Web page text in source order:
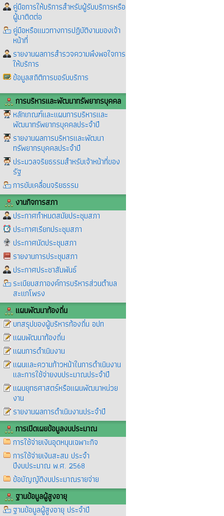
คู่มือการให้บริการสำหรับผู้รับบริการหรือ
ผู้มาติดต่อ
คู่มือหรือแนวทางการปฏิบัติงานของเจ้า
หน้าที่
รายงานผลการสำรวจความพึงพอใจการ
ให้บริการ
ข้อมูลสถิติการขอรับบริการ
การบริหารและพัฒนาทรัพยากรบุคคล
หลักเกณฑ์และแผนการบริหารและ
พัฒนาทรัพยากรบุคคลประจำปี
รายงานผลการบริหารและพัฒนา
ทรัพยากรบุคคลประจำปี
ประมวลจริยธรรมสำหรับเจ้าหน้าที่ของ
รัฐ
การขับเคลื่อนจริยธรรม
งานกิจการสภา
ประกาศกำหนดสมัยประชุมสภา
ประกาศเรียกประชุมสภา
ประกาศนัดประชุมสภา
รายงานการประชุมสภา
ประกาศประชาสัมพันธ์
ระเบียบสภาองค์การบริหารส่วนตำบล
สะแกโพรง
แผนพัฒนาท้องถิ่น
บทสรุปของผู้บริหารท้องถิ่น อปท
แผนพัฒนาท้องถิ่น
แผนการดำเนินงาน
แผนและความก้าวหน้าในการดำเนินงาน
และการใช้จ่ายงบประมาณประจำปี
แผนยุทธศาสตร์หรือแผนพัฒนาหน่วย
งาน
รายงานผลการดำเนินงานประจำปี
การเปิดเผยข้อมูลงบประมาณ
การใช้จ่ายเงินอุดหนุนเฉพาะกิจ
การใช้จ่ายเงินสะสม ประจำ
ปีงบประมาณ พ.ศ. 2568
ข้อบัญญัติงบประมาณรายจ่าย
ฐานข้อมูลผู้สูงอายุ
ฐานข้อมูลผู้สูงอายุ ประจำปี